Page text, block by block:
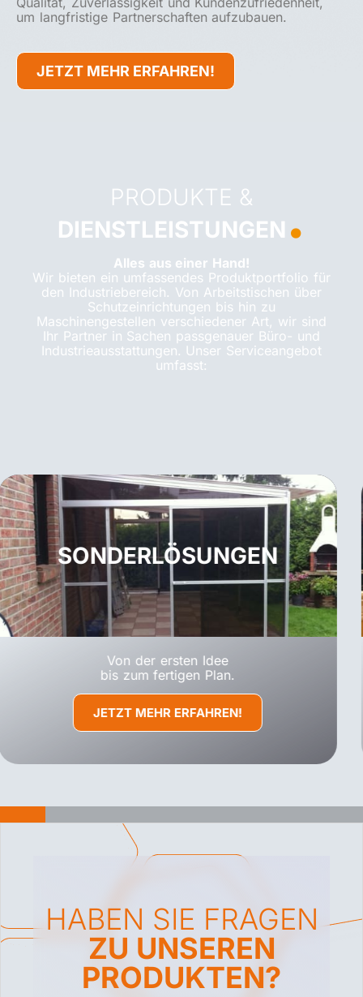
um langfristige Partnerschaften aufzubauen.
JETZT MEHR ERFAHREN!
PRODUKTE &
DIENSTLEISTUNGEN .
Alles aus einer Hand!
Wir bieten ein umfassendes Produktportfolio für
den Industriebereich. Von Arbeitstischen über
Schutzeinrichtungen bis hin zu
Maschinengestellen verschiedener Art, wir sind
Ihr Partner in Sachen passgenauer Büro- und
Industrieausstattungen. Unser Serviceangebot
umfasst:
SCHUTZ-EINHAUSUNG
Von der ersten Idee
bis zum fertigen Plan.
JETZT MEHR ERFAHREN!
HABEN SIE FRAGEN
ZU UNSEREN
PRODUKTEN?